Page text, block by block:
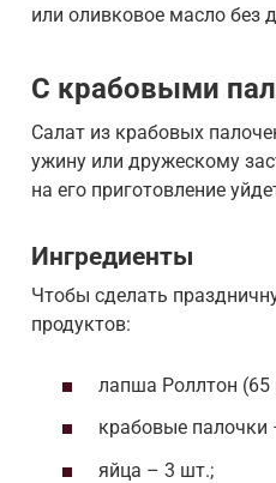
или оливковое масло без
С крабовыми
Салат из крабовых
ужину или дружескому
на его приготовление
Ингредиенты
Чтобы сделать
продуктов:
лапша Роллтон (65
крабовые палочки
яйца – 3 шт.;